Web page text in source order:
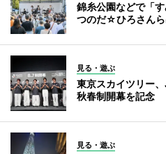
錦糸公園などで「
つのだ☆ひろさん
見る・遊ぶ
東京スカイツリー
秋春制開幕を記念
見る・遊ぶ